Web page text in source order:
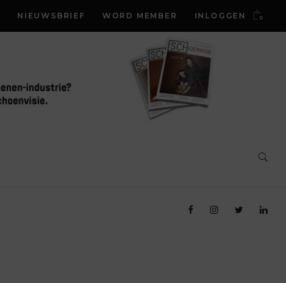
NIEUWSBRIEF WORD MEMBER INLOGGEN 0